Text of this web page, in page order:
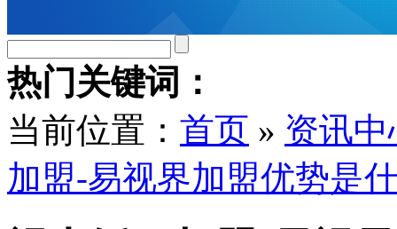
热门关键词：
当前位置： 首页 » 资讯中
加盟-易视界加盟优势是